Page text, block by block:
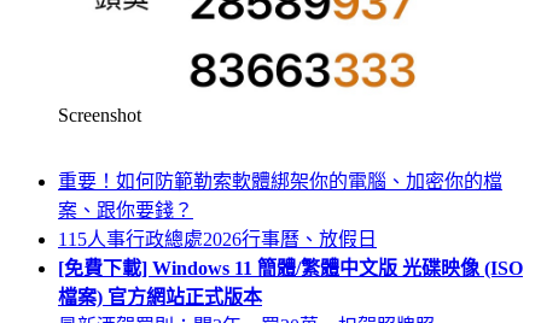
Screenshot
重要！如何防範勒索軟體綁架你的電腦、加密你的檔
案、跟你要錢？
115人事行政總處2026行事曆、放假日
[免費下載] Windows 11 簡體/繁體中文版 光碟映像 (ISO
檔案) 官方網站正式版本